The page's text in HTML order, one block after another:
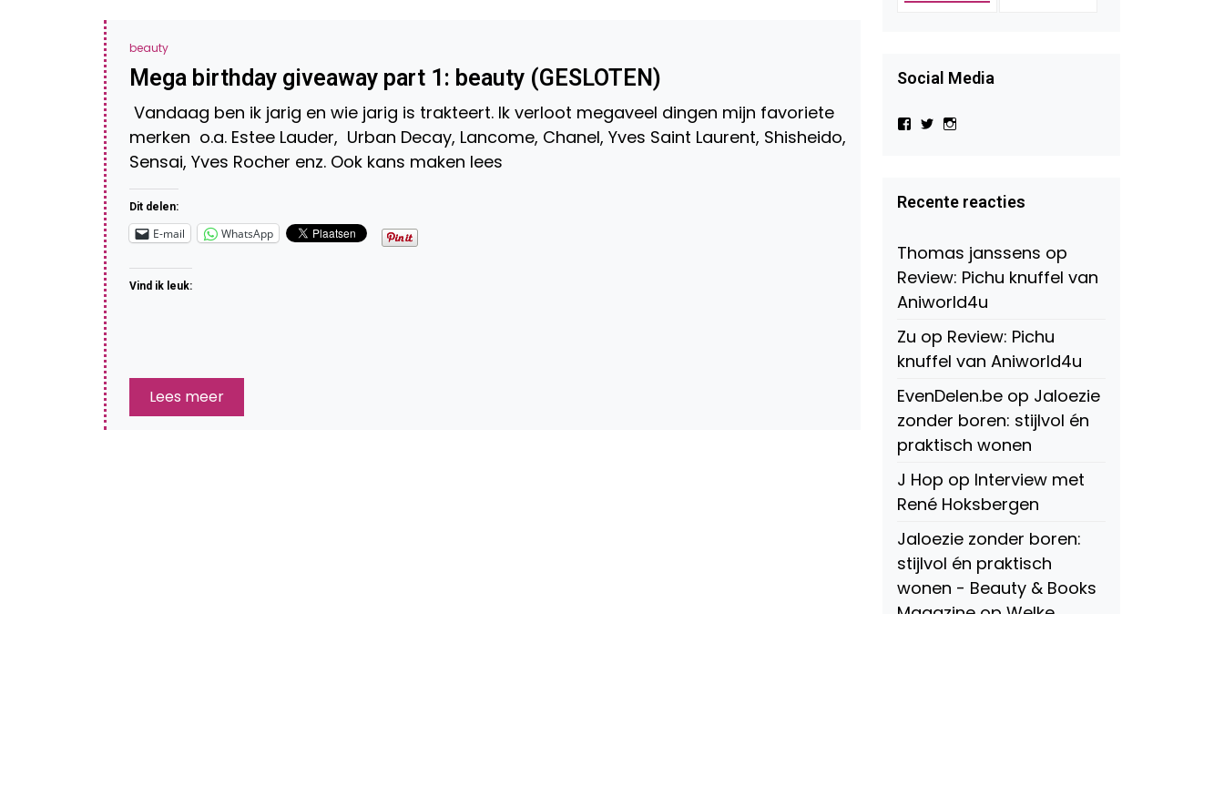
beauty
Mega birthday giveaway part 1: beauty (GESLOTEN)
Vandaag ben ik jarig en wie jarig is trakteert. Ik verloot megaveel dingen mijn favoriete
merken o.a. Estee Lauder, Urban Decay, Lancome, Chanel, Yves Saint Laurent, Shisheido,
Sensai, Yves Rocher enz. Ook kans maken lees
Dit delen:
E-mail WhatsApp
Vind ik leuk:
Lees meer
Social Media
Bekijk
Beauty-
147775071915783/?
Facebook
Bekijk
op
Twitter
op
Instagram
Recente reacties
Thomas janssens op
Review: Pichu knuffel van
Aniworld4u
Zu op Review: Pichu
knuffel van Aniworld4u
EvenDelen.be op Jaloezie
zonder boren: stijlvol én
praktisch wonen
J Hop op Interview met
René Hoksbergen
Jaloezie zonder boren:
stijlvol én praktisch
wonen - Beauty & Books
Magazine op Welke